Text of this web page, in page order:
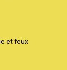
et feux